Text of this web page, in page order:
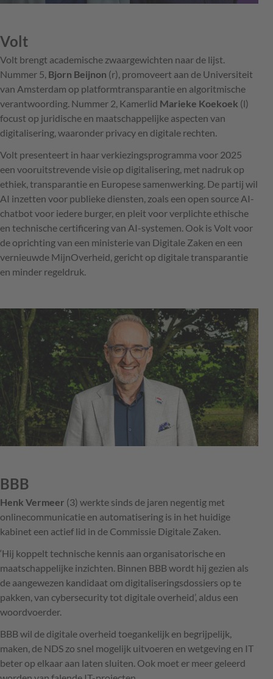
Volt
Volt brengt academische zwaargewichten naar de lijst.
Nummer 5, Bjorn Beijnon (r), promoveert aan de Universiteit
van Amsterdam op platformtransparantie en algoritmische
verantwoording. Nummer 2, Kamerlid Marieke Koekoek (l)
focust op juridische en maatschappelijke aspecten van
digitalisering, waaronder privacy en digitale rechten.
Volt presenteert in haar verkiezingsprogramma voor 2025
een vooruitstrevende visie op digitalisering, met nadruk op
ethiek, transparantie en Europese samenwerking. De partij wil
AI inzetten voor publieke diensten, zoals een open source AI-
chatbot voor iedere burger, en pleit voor verplichte ethische
en technische certificering van AI-systemen. Ook is Volt voor
de oprichting van een ministerie van Digitale Zaken en een
vernieuwde MijnOverheid, gericht op digitale transparantie
en minder regeldruk.
BBB
Henk Vermeer (3) werkte sinds de jaren negentig met
onlinecommunicatie en automatisering is in het huidige
kabinet een actief lid in de Commissie Digitale Zaken.
‘Hij koppelt technische kennis aan organisatorische en
maatschappelijke inzichten. Binnen BBB wordt hij gezien als
de aangewezen kandidaat om digitaliseringsdossiers op te
pakken, van cybersecurity tot digitale overheid’, aldus een
woordvoerder.
BBB wil de digitale overheid toegankelijk en begrijpelijk,
maken, de NDS zo snel mogelijk uitvoeren en wetgeving en IT
beter op elkaar aan laten sluiten. Ook moet er meer geleerd